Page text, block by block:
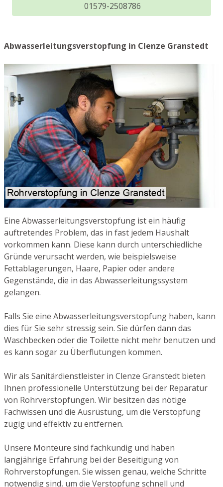
01579-2508786
Abwasserleitungsverstopfung in Clenze Granstedt
Eine Abwasserleitungsverstopfung ist ein häufig
auftretendes Problem, das in fast jedem Haushalt
vorkommen kann. Diese kann durch unterschiedliche
Gründe verursacht werden, wie beispielsweise
Fettablagerungen, Haare, Papier oder andere
Gegenstände, die in das Abwasserleitungssystem
gelangen.
Falls Sie eine Abwasserleitungsverstopfung haben, kann
dies für Sie sehr stressig sein. Sie dürfen dann das
Waschbecken oder die Toilette nicht mehr benutzen und
es kann sogar zu Überflutungen kommen.
Wir als Sanitärdienstleister in Clenze Granstedt bieten
Ihnen professionelle Unterstützung bei der Reparatur
von Rohrverstopfungen. Wir besitzen das nötige
Fachwissen und die Ausrüstung, um die Verstopfung
zügig und effektiv zu entfernen.
Unsere Monteure sind fachkundig und haben
langjährige Erfahrung bei der Beseitigung von
Rohrverstopfungen. Sie wissen genau, welche Schritte
notwendig sind, um die Verstopfung schnell und